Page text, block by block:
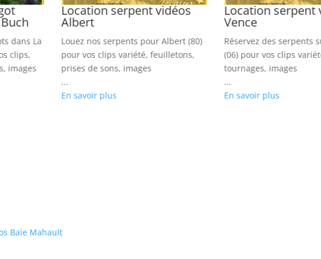
dans La
clips,
images
Location serpent vidéos
Albert
Louez nos serpents pour Albert (80)
pour vos clips variété, feuilletons,
prises de sons, images
...
En savoir plus
Location serpent
Vence
Réservez des serpents
(06) pour vos clips
tournages, images
...
En savoir plus
Baie Mahault